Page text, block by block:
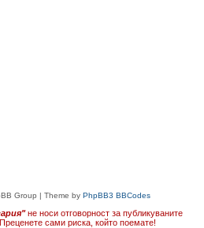
Group | Theme by PhpBB3 BBCodes
не носи отговорност за публикуваните
Преценете сами риска, който поемате!